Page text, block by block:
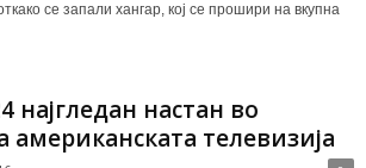
се запали хангар, кој се прошири на вкупна
најгледан настан во
американската телевизија